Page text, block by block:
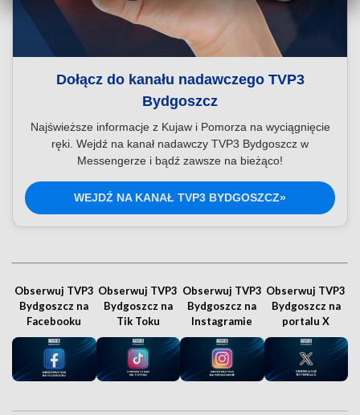
Dołącz do kanału nadawczego TVP3
Bydgoszcz
Najświeższe informacje z Kujaw i Pomorza na wyciągnięcie
ręki. Wejdź na kanał nadawczy TVP3 Bydgoszcz w
Messengerze i bądź zawsze na bieżąco!
WEJDŹ NA KANAŁ TVP3 BYDGOSZCZ»
Obserwuj TVP3
Bydgoszcz na
Facebooku
Obserwuj TVP3
Bydgoszcz na
Tik Toku
Obserwuj TVP3
Bydgoszcz na
Instagramie
Obserwuj TVP3
Bydgoszcz na
portalu X